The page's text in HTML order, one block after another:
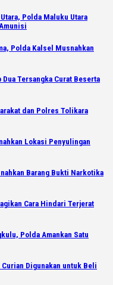
Polda Maluku Utara
Polda Kalsel Musnahkan
Tersangka Curat Beserta
dan Polres Tolikara
Lokasi Penyulingan
Barang Bukti Narkotika
Cara Hindari Terjerat
Polda Amankan Satu
Digunakan untuk Beli